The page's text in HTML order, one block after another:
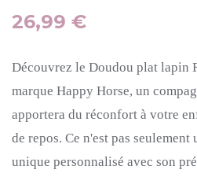
26,99 €
Découvrez le Doudou plat lapin
marque Happy Horse, un
apportera du réconfort à votre
de repos. Ce n'est pas
unique personnalisé avec son